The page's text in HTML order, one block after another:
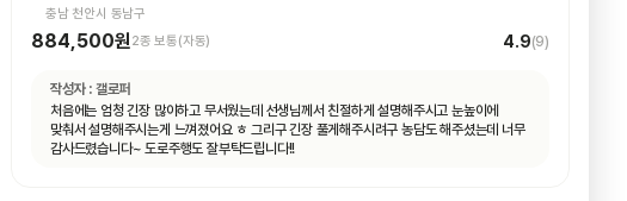
충남 천안시 동남구
884,500원2종 보통(자동) 4.9(9)
작성자 : 갤로퍼
처음에는 엄청 긴장 많이하고 무서웠는데 선생님께서 친절하게 설명해주시고 눈높이에
맞춰서 설명해주시는게 느껴졌어요 ㅎ 그리구 긴장 풀게해주시려구 농담도 해주셨는데 너무
감사드렸습니다~ 도로주행도 잘부탁드립니다!!